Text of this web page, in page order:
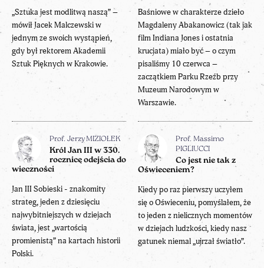
„Sztuka jest modlitwą naszą” –
mówił Jacek Malczewski w
jednym ze swoich wystąpień,
gdy był rektorem Akademii
Sztuk Pięknych w Krakowie.
Baśniowe w charakterze dzieło
Magdaleny Abakanowicz (tak jak
film Indiana Jones i ostatnia
krucjata) miało być – o czym
pisaliśmy 10 czerwca –
zaczątkiem Parku Rzeźb przy
Muzeum Narodowym w
Warszawie.
Prof. Jerzy MIZIOŁEK
Król Jan III w 330.
rocznicę odejścia do
wieczności
Jan III Sobieski - znakomity
strateg, jeden z dziesięciu
najwybitniejszych w dziejach
świata, jest „wartością
promienistą” na kartach historii
Polski.
Prof. Massimo
PIGLIUCCI
Co jest nie tak z
Oświeceniem?
Kiedy po raz pierwszy uczyłem
się o Oświeceniu, pomyślałem, że
to jeden z nielicznych momentów
w dziejach ludzkości, kiedy nasz
gatunek niemal „ujrzał światło”.